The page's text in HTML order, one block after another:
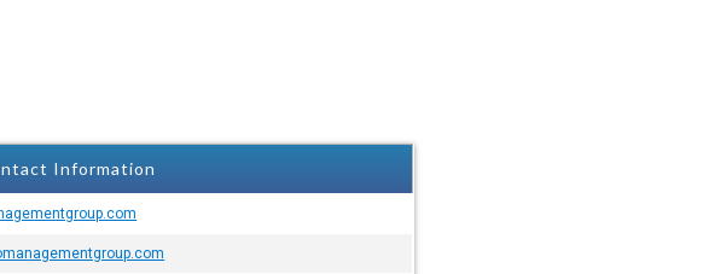
Information